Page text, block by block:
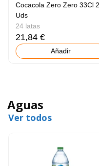
Cocacola Zero Zero 33Cl
Uds
24 latas
21,84 €
Añadir
Aguas
Ver todos